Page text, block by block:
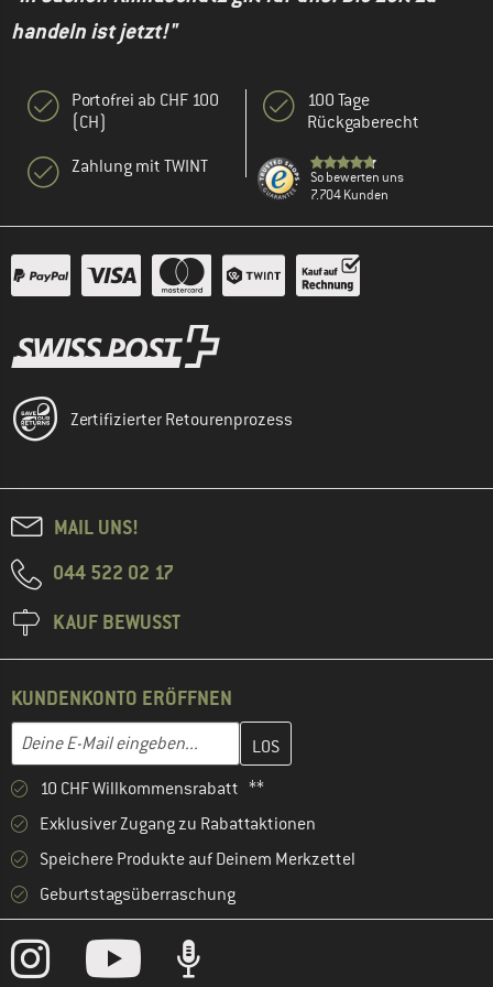
handeln ist jetzt!"
Portofrei ab CHF 100
(CH)
Zahlung mit TWINT
100 Tage
Rückgaberecht
So bewerten uns
7.704 Kunden
Zertifizierter Retourenprozess
MAIL UNS!
044 522 02 17
KAUF BEWUSST
KUNDENKONTO ERÖFFNEN
E-Mail-Adresse
Gib hier deine E-Mail-Adresse ein und erstelle im nächsten
10 CHF Willkommensrabatt **
Exklusiver Zugang zu Rabattaktionen
Speichere Produkte auf Deinem Merkzettel
Geburtstagsüberraschung